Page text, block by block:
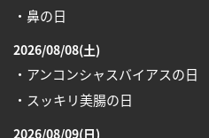
・鼻の日
2026/08/08(土)
・アンコンシャスバイアスの日
・スッキリ美腸の日
2026/08/09(日)